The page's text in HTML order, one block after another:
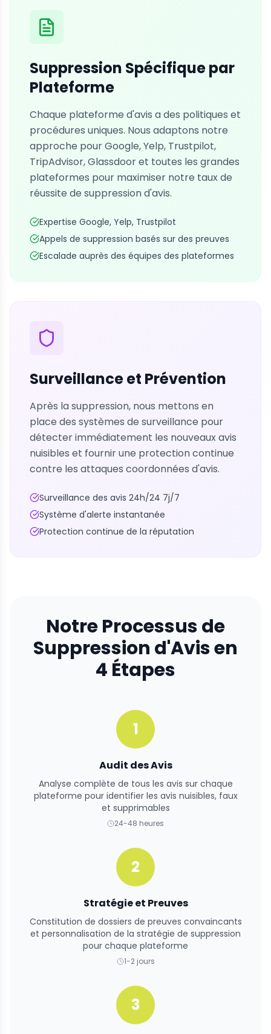
Suppression Spécifique par
Plateforme
Chaque plateforme d'avis a des politiques et
procédures uniques. Nous adaptons notre
approche pour Google, Yelp, Trustpilot,
TripAdvisor, Glassdoor et toutes les grandes
plateformes pour maximiser notre taux de
réussite de suppression d'avis.
Expertise Google, Yelp, Trustpilot
Appels de suppression basés sur des preuves
Escalade auprès des équipes des plateformes
Surveillance et Prévention
Après la suppression, nous mettons en
place des systèmes de surveillance pour
détecter immédiatement les nouveaux avis
nuisibles et fournir une protection continue
contre les attaques coordonnées d'avis.
Surveillance des avis 24h/24 7j/7
Système d'alerte instantanée
Protection continue de la réputation
Notre Processus de
Suppression d'Avis en
4 Étapes
1
Audit des Avis
Analyse complète de tous les avis sur chaque
plateforme pour identifier les avis nuisibles, faux
et supprimables
24-48 heures
2
Stratégie et Preuves
Constitution de dossiers de preuves convaincants
et personnalisation de la stratégie de suppression
pour chaque plateforme
1-2 jours
3